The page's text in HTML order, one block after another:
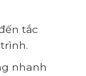
tắc
nhanh